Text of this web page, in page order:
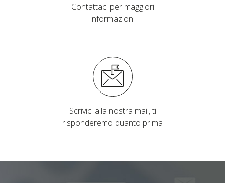
Contattaci per maggiori
informazioni
Scrivici alla nostra mail, ti
risponderemo quanto prima